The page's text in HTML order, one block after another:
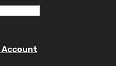
Account